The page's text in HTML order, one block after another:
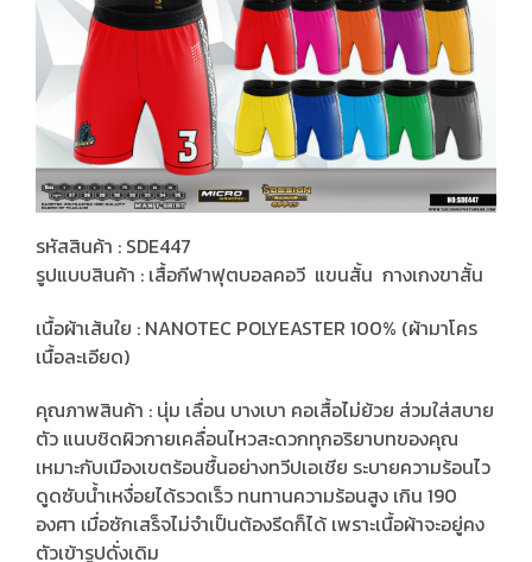
รหัสสินค้า : SDE447
รูปแบบสินค้า : เสื้อกีฬาฟุตบอลคอวี แขนสั้น กางเกงขาสั้น
เนื้อผ้าเส้นใย : NANOTEC POLYEASTER 100% (ผ้ามาโคร
เนื้อละเอียด)
คุณภาพสินค้า : นุ่ม เลื่อน บางเบา คอเสื้อไม่ย้วย ส่วมใส่สบาย
ตัว แนบชิดผิวกายเคลื่อนไหวสะดวกทุกอริยาบทของคุณ
เหมาะกับเมืองเขตร้อนชื้นอย่างทวีปเอเชีย ระบายความร้อนไว
ดูดซับน้ำเหงื่อยได้รวดเร็ว ทนทานความร้อนสูง เกิน 190
องศา เมื่อซักเสร็จไม่จำเป็นต้องรีดก็ได้ เพราะเนื้อผ้าจะอยู่คง
ตัวเข้ารูปดั่งเดิม